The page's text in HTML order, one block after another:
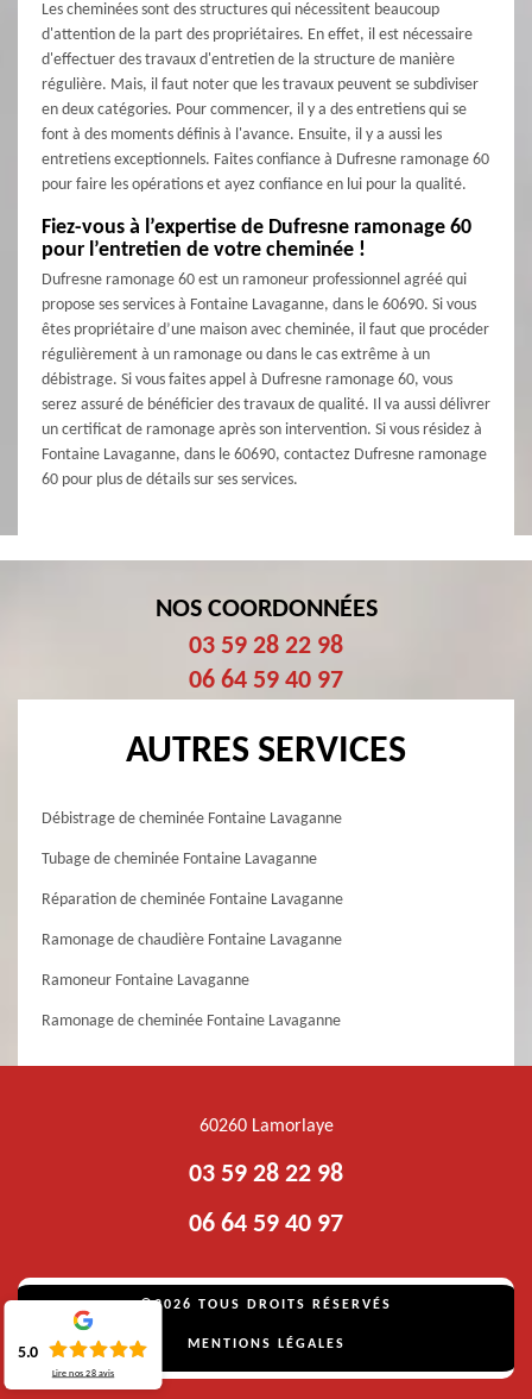
Les cheminées sont des structures qui nécessitent beaucoup
d'attention de la part des propriétaires. En effet, il est nécessaire
d'effectuer des travaux d'entretien de la structure de manière
régulière. Mais, il faut noter que les travaux peuvent se subdiviser
en deux catégories. Pour commencer, il y a des entretiens qui se
font à des moments définis à l'avance. Ensuite, il y a aussi les
entretiens exceptionnels. Faites confiance à Dufresne ramonage 60
pour faire les opérations et ayez confiance en lui pour la qualité.
Fiez-vous à l’expertise de Dufresne ramonage 60
pour l’entretien de votre cheminée !
Dufresne ramonage 60 est un ramoneur professionnel agréé qui
propose ses services à Fontaine Lavaganne, dans le 60690. Si vous
êtes propriétaire d’une maison avec cheminée, il faut que procéder
régulièrement à un ramonage ou dans le cas extrême à un
débistrage. Si vous faites appel à Dufresne ramonage 60, vous
serez assuré de bénéficier des travaux de qualité. Il va aussi délivrer
un certificat de ramonage après son intervention. Si vous résidez à
Fontaine Lavaganne, dans le 60690, contactez Dufresne ramonage
60 pour plus de détails sur ses services.
NOS COORDONNÉES
03 59 28 22 98
06 64 59 40 97
AUTRES SERVICES
Débistrage de cheminée Fontaine Lavaganne
Tubage de cheminée Fontaine Lavaganne
Réparation de cheminée Fontaine Lavaganne
Ramonage de chaudière Fontaine Lavaganne
Ramoneur Fontaine Lavaganne
Ramonage de cheminée Fontaine Lavaganne
60260 Lamorlaye
03 59 28 22 98
06 64 59 40 97
©2026 TOUS DROITS RÉSERVÉS
MENTIONS LÉGALES
5.0
Lire nos28 avis